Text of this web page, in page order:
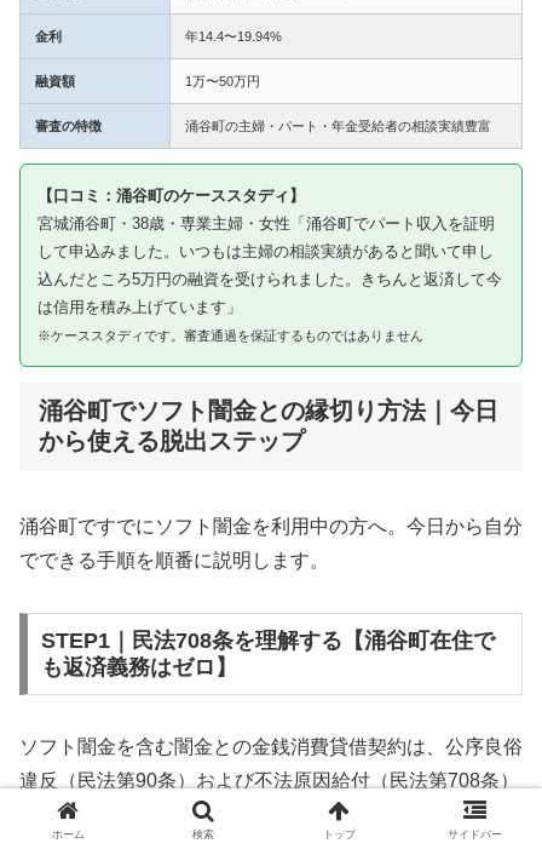
金利 年14.4〜19.94%
融資額 1万〜50万円
審査の特徴 涌谷町の主婦・パート・年金受給者の相談実績豊富
【口コミ：涌谷町のケーススタディ】
宮城涌谷町・38歳・専業主婦・女性「涌谷町でパート収入を証明
して申込みました。いつもは主婦の相談実績があると聞いて申し
込んだところ5万円の融資を受けられました。きちんと返済して今
は信用を積み上げています」
※ケーススタディです。審査通過を保証するものではありません
涌谷町でソフト闇金との縁切り方法｜今日
から使える脱出ステップ
涌谷町ですでにソフト闇金を利用中の方へ。今日から自分
でできる手順を順番に説明します。
STEP1｜民法708条を理解する【涌谷町在住で
も返済義務はゼロ】
ソフト闇金を含む闇金との金銭消費貸借契約は、公序良俗
違反（民法第90条）および不法原因給付（民法第708条）
に該当するため、法的には無効です。涌谷町在住であって
ホーム 検索 トップ サイドバー